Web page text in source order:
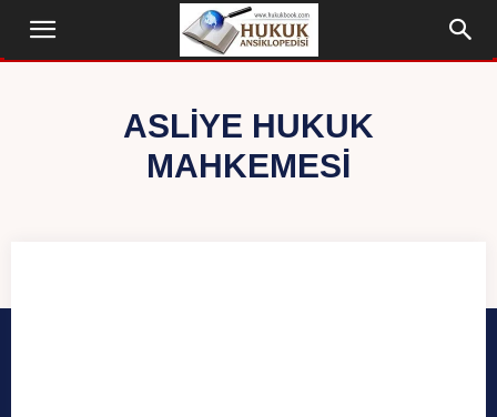
ASLIYE HUKUK
MAHKEMESI